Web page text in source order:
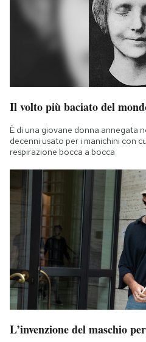
Il volto più baciato del
È di una giovane donna annegata
decenni usato per i manichini con
respirazione bocca a bocca
L’invenzione del maschio